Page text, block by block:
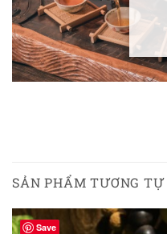
SẢN PHẨM TƯƠNG TỰ
Save